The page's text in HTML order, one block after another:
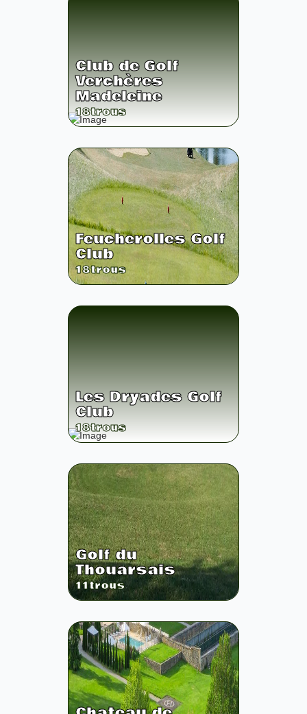
Club de Golf
Verchères
Madeleine
18trous
Feucherolles Golf
Club
18trous
Les Dryades Golf
Club
18trous
Golf du
Thouarsais
11trous